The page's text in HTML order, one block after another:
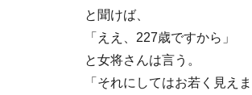
と聞けば、
「ええ、227歳ですから」
と女将さんは言う。
「それにしてはお若く見え